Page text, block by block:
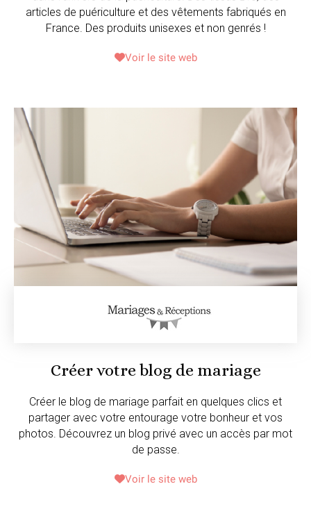
articles de puériculture et des vêtements fabriqués en
France. Des produits unisexes et non genrés !
Voir le site web
Créer votre blog de mariage
Créer le blog de mariage parfait en quelques clics et
partager avec votre entourage votre bonheur et vos
photos. Découvrez un blog privé avec un accès par mot
de passe.
Voir le site web